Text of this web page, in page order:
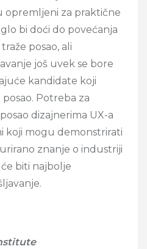
opremljeni za praktične
bi doći do povećanja
posao, ali
još uvek se bore
kandidate koji
Potreba za
dizajnerima UX-a
koji mogu demonstrirati
znanje o industriji
biti najbolje